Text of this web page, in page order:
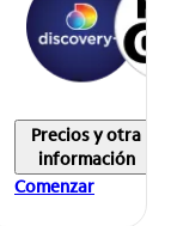
Precios y otra
información
Comenzar